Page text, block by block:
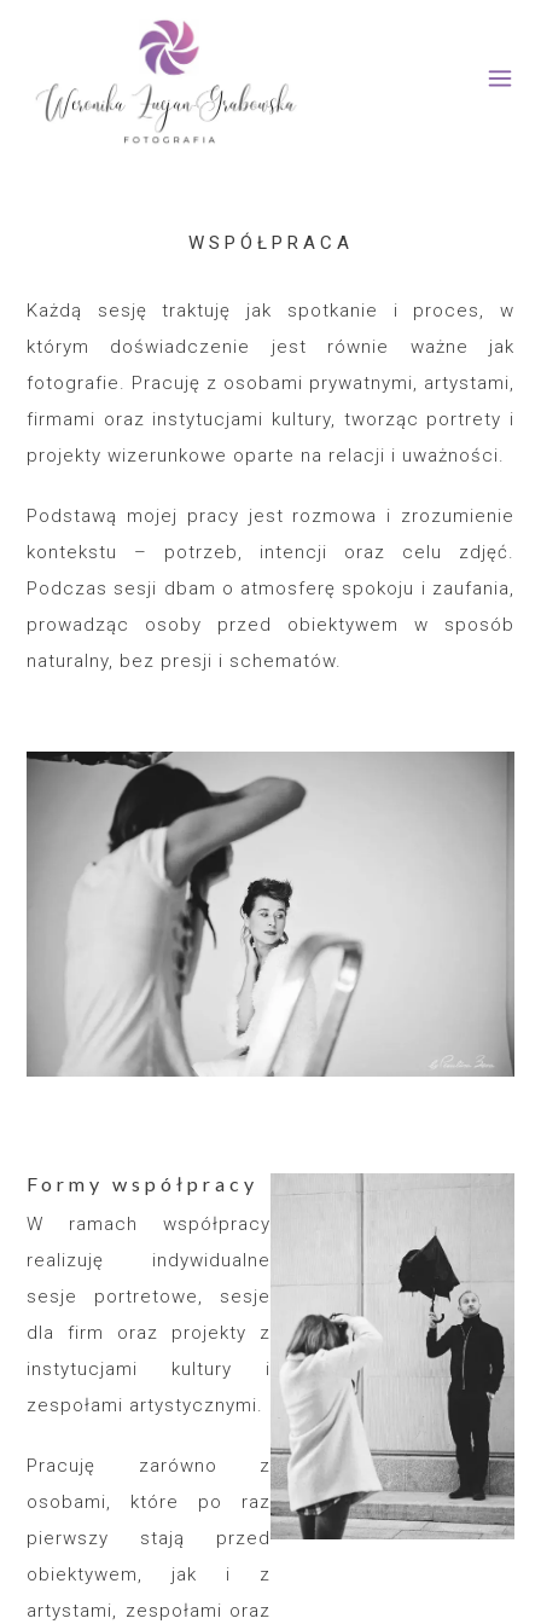
WSPÓŁPRACA
Każdą sesję traktuję jak spotkanie i proces, w
którym doświadczenie jest równie ważne jak
fotografie. Pracuję z osobami prywatnymi, artystami,
firmami oraz instytucjami kultury, tworząc portrety i
projekty wizerunkowe oparte na relacji i uważności.
Podstawą mojej pracy jest rozmowa i zrozumienie
kontekstu – potrzeb, intencji oraz celu zdjęć.
Podczas sesji dbam o atmosferę spokoju i zaufania,
prowadząc osoby przed obiektywem w sposób
naturalny, bez presji i schematów.
Formy współpracy
W ramach współpracy
realizuję indywidualne
sesje portretowe, sesje
dla firm oraz projekty z
instytucjami kultury i
zespołami artystycznymi.
Pracuję zarówno z
osobami, które po raz
pierwszy stają przed
obiektywem, jak i z
artystami, zespołami oraz